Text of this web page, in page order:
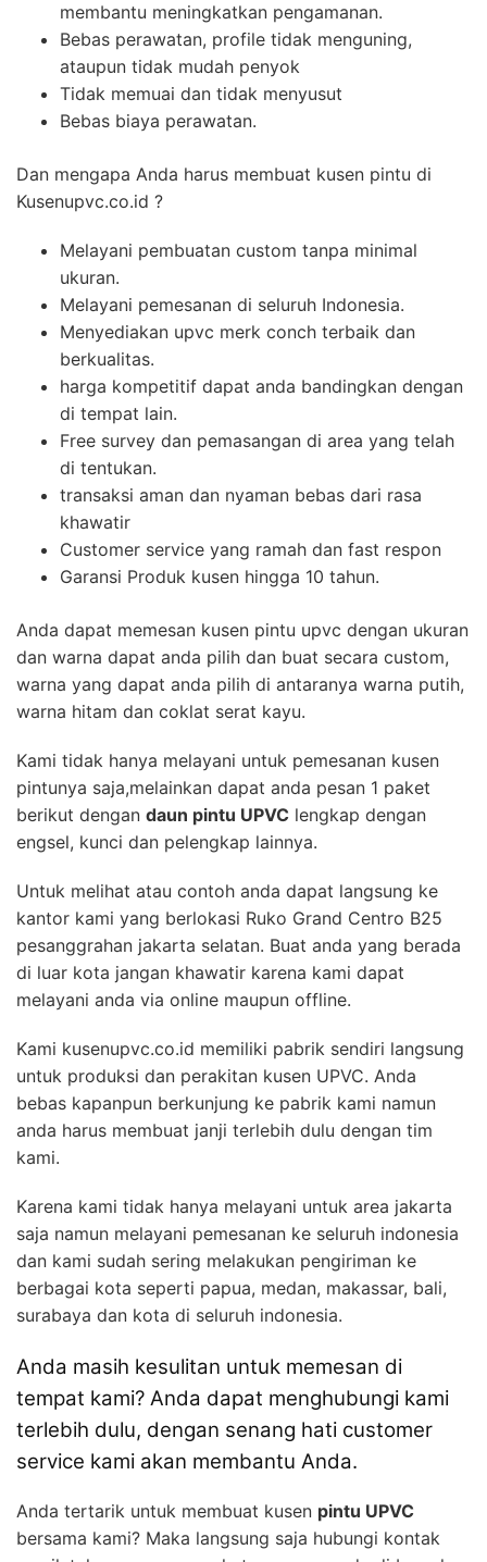
membantu meningkatkan pengamanan.
Bebas perawatan, profile tidak menguning,
ataupun tidak mudah penyok
Tidak memuai dan tidak menyusut
Bebas biaya perawatan.
Dan mengapa Anda harus membuat kusen pintu di
Kusenupvc.co.id ?
Melayani pembuatan custom tanpa minimal
ukuran.
Melayani pemesanan di seluruh Indonesia.
Menyediakan upvc merk conch terbaik dan
berkualitas.
harga kompetitif dapat anda bandingkan dengan
di tempat lain.
Free survey dan pemasangan di area yang telah
di tentukan.
transaksi aman dan nyaman bebas dari rasa
khawatir
Customer service yang ramah dan fast respon
Garansi Produk kusen hingga 10 tahun.
Anda dapat memesan kusen pintu upvc dengan ukuran
dan warna dapat anda pilih dan buat secara custom,
warna yang dapat anda pilih di antaranya warna putih,
warna hitam dan coklat serat kayu.
Kami tidak hanya melayani untuk pemesanan kusen
pintunya saja,melainkan dapat anda pesan 1 paket
berikut dengan daun pintu UPVC lengkap dengan
engsel, kunci dan pelengkap lainnya.
Untuk melihat atau contoh anda dapat langsung ke
kantor kami yang berlokasi Ruko Grand Centro B25
pesanggrahan jakarta selatan. Buat anda yang berada
di luar kota jangan khawatir karena kami dapat
melayani anda via online maupun offline.
Kami kusenupvc.co.id memiliki pabrik sendiri langsung
untuk produksi dan perakitan kusen UPVC. Anda
bebas kapanpun berkunjung ke pabrik kami namun
anda harus membuat janji terlebih dulu dengan tim
kami.
Karena kami tidak hanya melayani untuk area jakarta
saja namun melayani pemesanan ke seluruh indonesia
dan kami sudah sering melakukan pengiriman ke
berbagai kota seperti papua, medan, makassar, bali,
surabaya dan kota di seluruh indonesia.
Anda masih kesulitan untuk memesan di
tempat kami? Anda dapat menghubungi kami
terlebih dulu, dengan senang hati customer
service kami akan membantu Anda.
Anda tertarik untuk membuat kusen pintu UPVC
bersama kami? Maka langsung saja hubungi kontak